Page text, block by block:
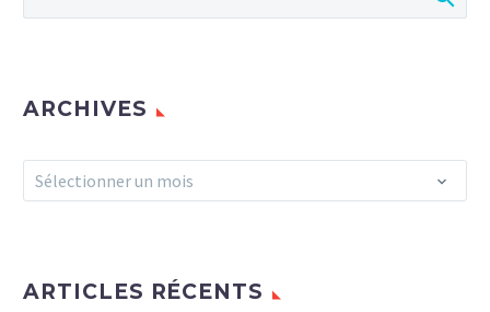
ARCHIVES
Archives
Sélectionner un mois
ARTICLES RÉCENTS